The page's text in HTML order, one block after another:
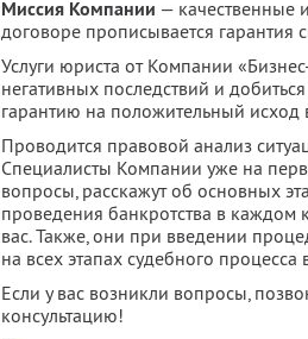
Миссия Компании — качественные
договоре прописывается гарантия
Услуги юриста от Компании
негативных последствий и
гарантию на положительный исход
Проводится правовой анализ
Специалисты Компании уже на
вопросы, расскажут об основных
проведения банкротства в каждом
вас. Также, они при введении
на всех этапах судебного
Если у вас возникли вопросы,
консультацию!